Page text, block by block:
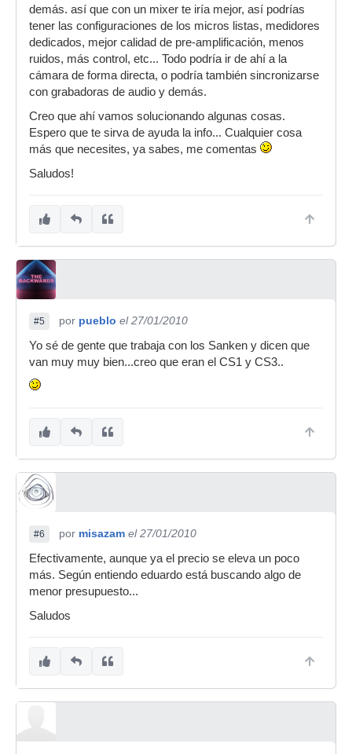
demás. así que con un mixer te iría mejor, así podrías
tener las configuraciones de los micros listas, medidores
dedicados, mejor calidad de pre-amplificación, menos
ruidos, más control, etc... Todo podría ir de ahí a la
cámara de forma directa, o podría también sincronizarse
con grabadoras de audio y demás.
Creo que ahí vamos solucionando algunas cosas.
Espero que te sirva de ayuda la info... Cualquier cosa
más que necesites, ya sabes, me comentas
Saludos!
#5 por pueblo el 27/01/2010
Yo sé de gente que trabaja con los Sanken y dicen que
van muy muy bien...creo que eran el CS1 y CS3..
#6 por misazam el 27/01/2010
Efectivamente, aunque ya el precio se eleva un poco
más. Según entiendo eduardo está buscando algo de
menor presupuesto...
Saludos